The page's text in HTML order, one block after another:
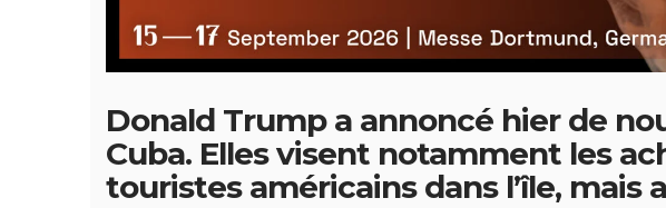
Donald Trump a annoncé hier de
Cuba. Elles visent notamment les
touristes américains dans l’île, mais